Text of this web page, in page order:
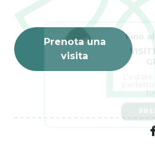
Prenota una
visita
perfetto